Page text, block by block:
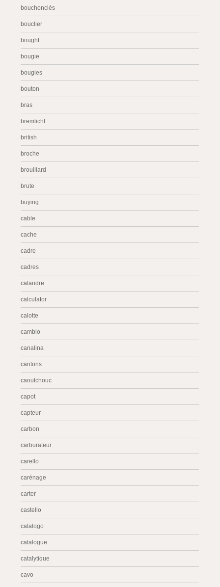
bouchonclés
bouclier
bought
bougie
bougies
bouton
bras
bremlicht
british
broche
brouillard
brute
buying
cable
cache
cadre
cadres
calandre
calculator
calotte
cambio
canalina
cantons
caoutchouc
capot
capteur
carbon
carburateur
carello
carénage
carter
castello
catalogo
catalogue
catalytique
cavo